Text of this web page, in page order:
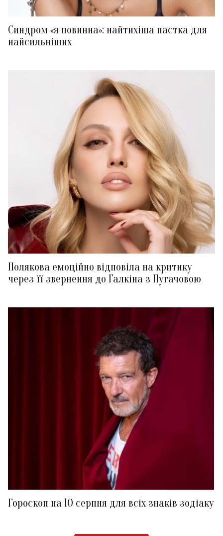
Синдром «я повинна»: найтихіша пастка для
найсильніших
Полякова емоційно відповіла на критику
через її звернення до Галкіна з Пугачовою
Гороскоп на 10 серпня для всіх знаків зодіаку